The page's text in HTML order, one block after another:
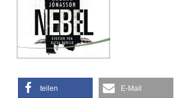
teilen E-Mail